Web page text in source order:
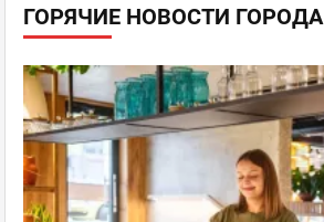
ГОРЯЧИЕ НОВОСТИ ГОРОДА